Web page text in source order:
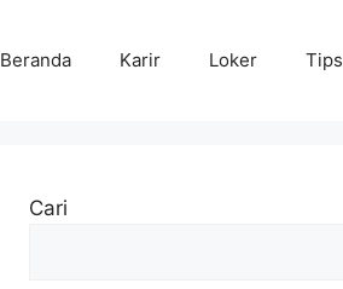
Beranda Karir Loker Tips
Cari